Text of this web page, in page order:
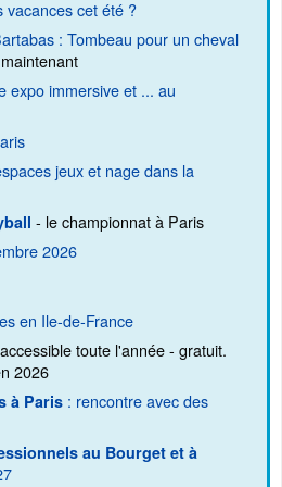
vacances cet été ?
: Tombeau pour un cheval
expo immersive et ... au
jeux et nage dans la
- le championnat à Paris
2026
en Ile-de-France
toute l'année - gratuit.
2026
à Paris : rencontre avec des
au Bourget et à